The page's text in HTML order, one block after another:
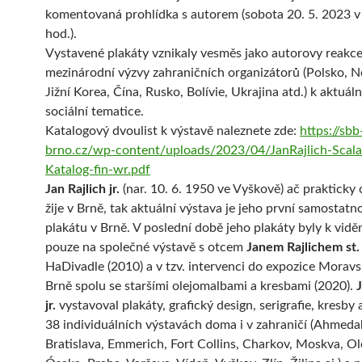
komentovaná prohlídka s autorem (sobota 20. 5. 2023
hod.).
Vystavené plakáty vznikaly vesměs jako autorovy
mezinárodní výzvy zahraničních organizátorů (Polsko,
Jižní Korea, Čína, Rusko, Bolívie, Ukrajina atd.) k
sociální tematice.
Katalogový dvoulist k výstavě naleznete zde: https://
brno.cz/wp-content/uploads/2023/04/JanRajlich-
Katalog-fin-wr.pdf
Jan Rajlich jr. (nar. 10. 6. 1950 ve Vyškově) ač prakticky
žije v Brně, tak aktuální výstava je jeho první
plakátu v Brně. V poslední době jeho plakáty byly k
pouze na společné výstavě s otcem Janem Rajlichem st.
HaDivadle (2010) a v tzv. intervenci do expozice
Brně spolu se staršími olejomalbami a kresbami (2020).
jr. vystavoval plakáty, grafický design, serigrafie, kresby
38 individuálních výstavách doma i v zahraničí
Bratislava, Emmerich, Fort Collins, Charkov, Moskva,